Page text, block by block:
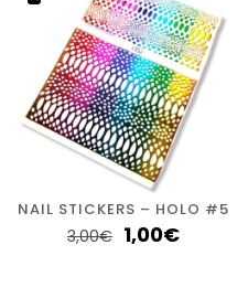
NAIL STICKERS – HOLO #5
3,00€ 1,00€